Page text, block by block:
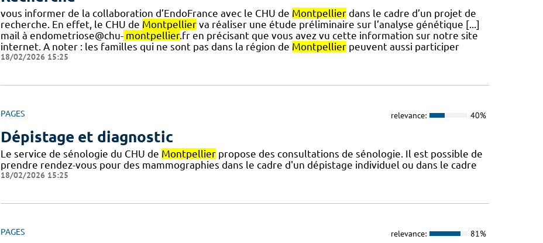
vous informer de la collaboration d’EndoFrance avec le CHU de Montpellierdans le cadre d’un projet de
recherche. En effet, le CHU de Montpellierva réaliser une étude préliminaire sur l’analyse génétique [...]
mail à endometriose@chu- montpellier.fr en précisant que vous avez vu cette information sur notre site
internet. A noter : les familles qui ne sont pas dans la région de Montpellierpeuvent aussi participer
18/02/2026 15:25
PAGES relevance: 40%
Dépistage et diagnostic
Le service de sénologie du CHU de Montpellierpropose des consultations de sénologie. Il est possible de
prendre rendez-vous pour des mammographies dans le cadre d'un dépistage individuel ou dans le cadre
18/02/2026 15:25
PAGES relevance: 81%